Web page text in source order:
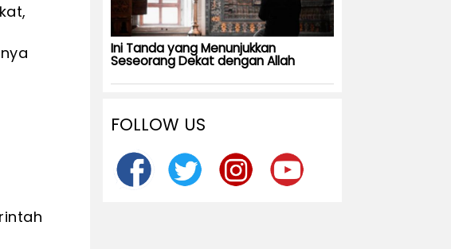
Ini Tanda yang Menunjukkan
Seseorang Dekat dengan Allah
FOLLOW US